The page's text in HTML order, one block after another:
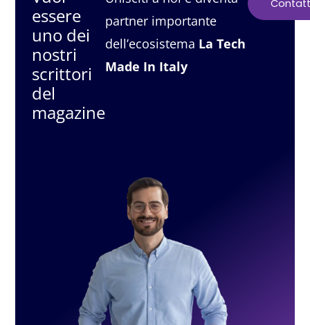
essere
uno dei
nostri
scrittori
del
magazine
partner importante
dell’ecosistema La Tech
Made In Italy